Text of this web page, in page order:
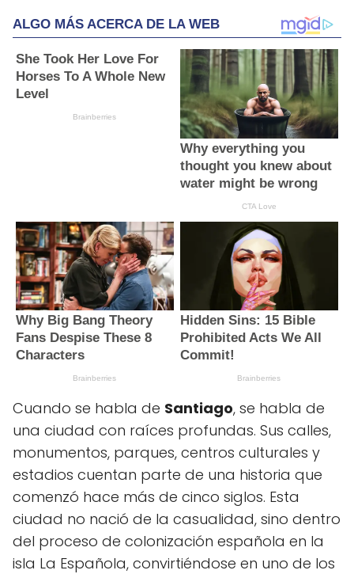
Cuando se habla de Santiago, se habla de
una ciudad con raíces profundas. Sus calles,
monumentos, parques, centros culturales y
estadios cuentan parte de una historia que
comenzó hace más de cinco siglos. Esta
ciudad no nació de la casualidad, sino dentro
del proceso de colonización española en la
isla La Española, convirtiéndose en uno de los